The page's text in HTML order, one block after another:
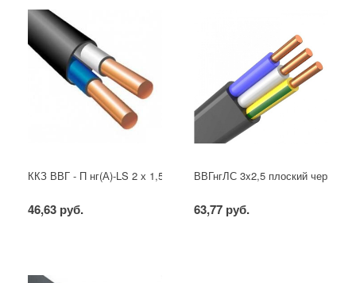
ККЗ ВВГ - П нг(А)-LS 2 х 1,5 ГОСТ
46,63 руб.
ВВГнгЛС 3x2,5 плоский черный
63,77 руб.